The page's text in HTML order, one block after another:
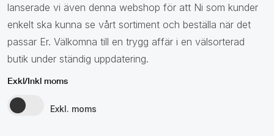
lanserade vi även denna webshop för att Ni som kunder
enkelt ska kunna se vårt sortiment och beställa när det
passar Er. Välkomna till en trygg affär i en välsorterad
butik under ständig uppdatering.
Exkl/Inkl moms
Exkl. moms